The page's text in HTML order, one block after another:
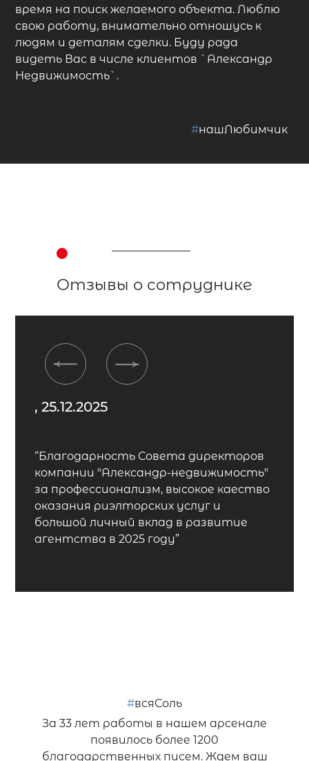
время на поиск желаемого объекта. Люблю
свою работу, внимательно отношусь к
людям и деталям сделки. Буду рада
видеть Вас в числе клиентов `Александр
Недвижимость`.
#нашЛюбимчик
Отзывы о сотруднике
, 25.12.2025
“Благодарность Совета директоров
компании "Александр-недвижимость"
за профессионализм, высокое каество
оказания риэлторских услуг и
большой личный вклад в развитие
агентства в 2025 году”
Previous Next
#всяСоль
За 33 лет работы в нашем арсенале
появилось более 1200
благодарственных писем. Ждем ваш